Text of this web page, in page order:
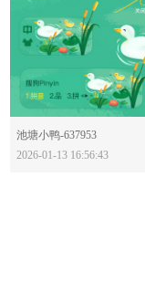
分享：
池塘小鸭-637953
2026-01-13 16:56:43